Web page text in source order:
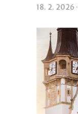
18. 2. 2026 ·